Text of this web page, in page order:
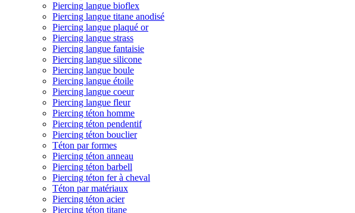
Piercing langue bioflex
Piercing langue titane anodisé
Piercing langue plaqué or
Piercing langue strass
Piercing langue fantaisie
Piercing langue silicone
Piercing langue boule
Piercing langue étoile
Piercing langue coeur
Piercing langue fleur
Piercing téton homme
Piercing téton pendentif
Piercing téton bouclier
Téton par formes
Piercing téton anneau
Piercing téton barbell
Piercing téton fer à cheval
Téton par matériaux
Piercing téton acier
Piercing téton titane